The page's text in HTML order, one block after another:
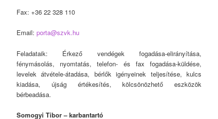
Fax: +36 22 328 110
Email:porta@szvk.hu
Feladataik: Érkező vendégek fogadása-elirányítása,
fénymásolás, nyomtatás, telefon- és fax fogadása-küldése,
levelek átvétele-átadása, bérlők igényeinek teljesítése, kulcs
kiadása, újság értékesítés, kölcsönözhető eszközök
bérbeadása.
Somogyi Tibor – karbantartó